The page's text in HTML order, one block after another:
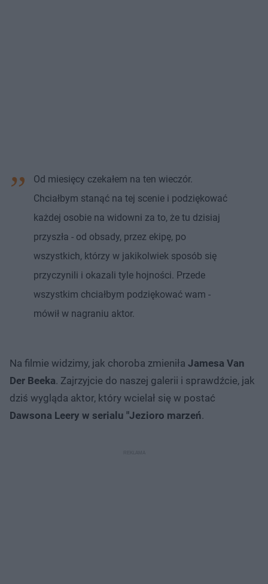
Od miesięcy czekałem na ten wieczór.
Chciałbym stanąć na tej scenie i podziękować
każdej osobie na widowni za to, że tu dzisiaj
przyszła - od obsady, przez ekipę, po
wszystkich, którzy w jakikolwiek sposób się
przyczynili i okazali tyle hojności. Przede
wszystkim chciałbym podziękować wam -
mówił w nagraniu aktor.
Na filmie widzimy, jak choroba zmieniła Jamesa Van
Der Beeka. Zajrzyjcie do naszej galerii i sprawdźcie, jak
dziś wygląda aktor, który wcielał się w postać
Dawsona Leery w serialu "Jezioro marzeń.